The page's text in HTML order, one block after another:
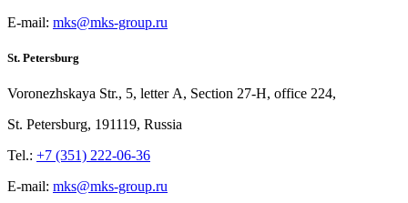
E-mail: mks@mks-group.ru
St. Petersburg
Voronezhskaya Str., 5, letter A, Section 27-Н, office 224,
St. Petersburg, 191119, Russia
Tel.: +7 (351) 222-06-36
E-mail: mks@mks-group.ru